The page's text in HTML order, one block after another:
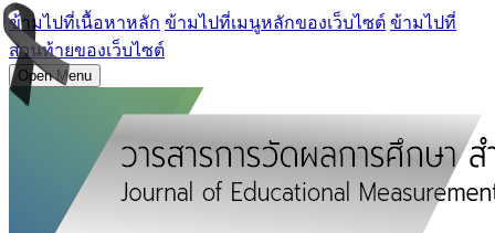
ข้ามไปที่เนื้อหาหลัก ข้ามไปที่เมนูหลักของเว็บไซต์ ข้ามไปที่
ส่วนท้ายของเว็บไซต์
Open Menu